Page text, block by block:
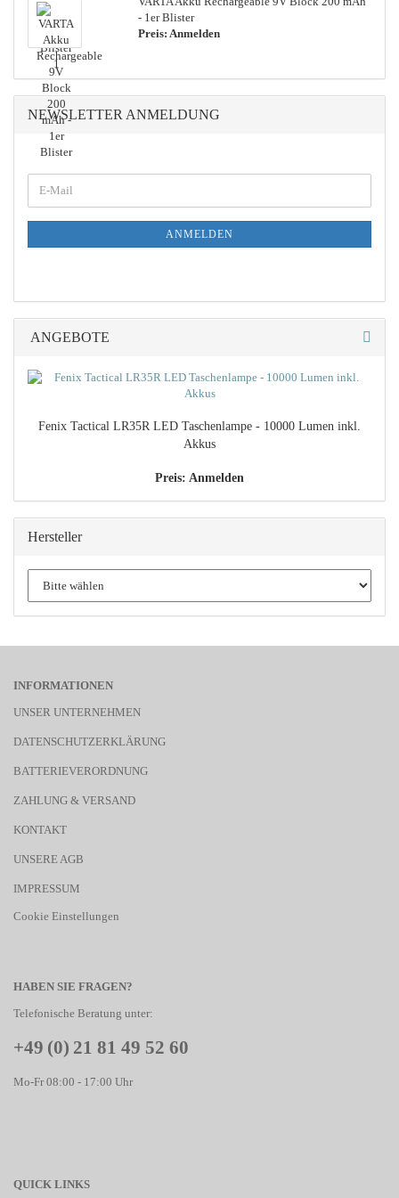
- 1er Blister
Preis: Anmelden
NEWSLETTER ANMELDUNG
ZUR
E-
Mail
ANMELDEN
ANGEBOTE
Fenix Tactical LR35R LED Taschenlampe - 10000 Lumen inkl.
Akkus
Preis: Anmelden
Hersteller
INFORMATIONEN
UNSER UNTERNEHMEN
DATENSCHUTZERKLÄRUNG
BATTERIEVERORDNUNG
ZAHLUNG & VERSAND
KONTAKT
UNSERE AGB
IMPRESSUM
Cookie Einstellungen
HABEN SIE FRAGEN?
Telefonische Beratung unter:
+49 (0) 21 81 49 52 60
Mo-Fr 08:00 - 17:00 Uhr
QUICK LINKS